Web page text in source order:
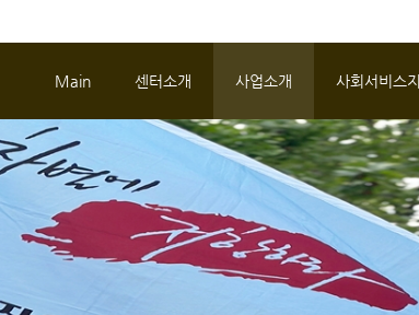
Main 센터소개 사업소개 사회서비스